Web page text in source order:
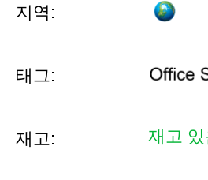
지역:
태그:
재고: 재고 있